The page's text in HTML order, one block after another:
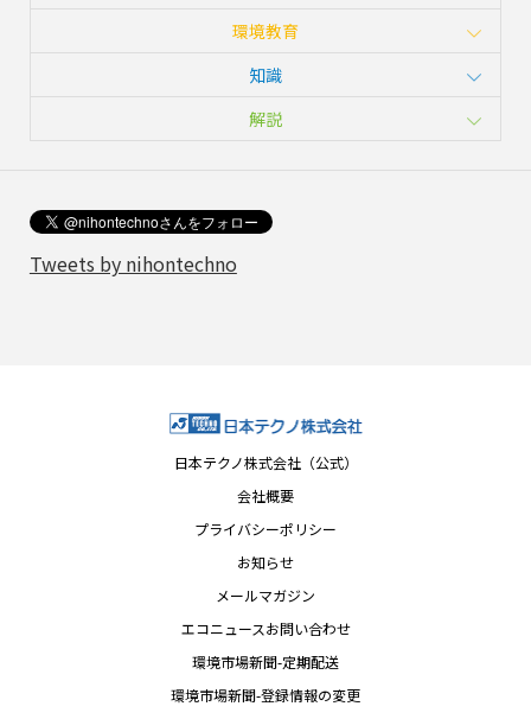
環境教育
知識
解説
Tweets by nihontechno
日本テクノ株式会社（公式）
会社概要
プライバシーポリシー
お知らせ
メールマガジン
エコニュースお問い合わせ
環境市場新聞-定期配送
環境市場新聞-登録情報の変更